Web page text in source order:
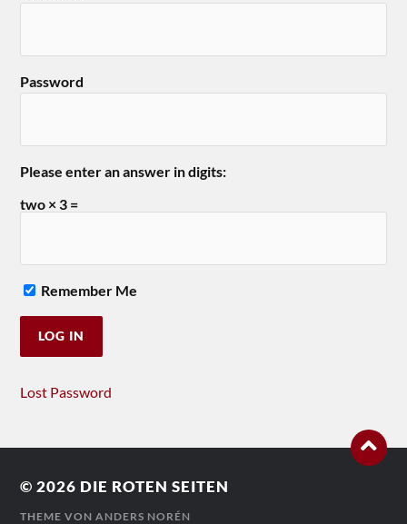
Password
Please enter an answer in digits:
two × 3 =
Remember Me
Lost Password
© 2026 DIE ROTEN SEITEN
THEME VONANDERS NORÉN